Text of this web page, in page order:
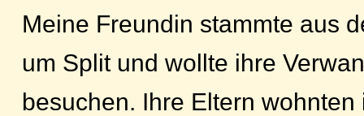
Meine Freundin stammte aus
um Split und wollte ihre
besuchen. Ihre Eltern